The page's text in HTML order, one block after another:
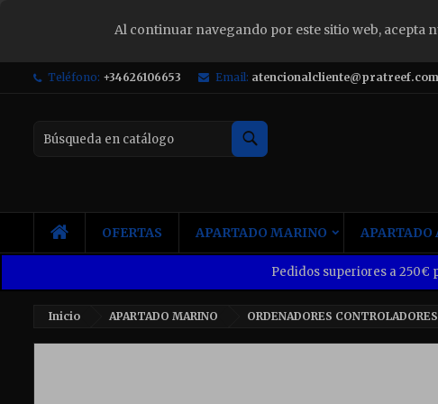
Al continuar navegando por este sitio web, acepta
Teléfono: +34626106653 Email: atencionalcliente@pratreef.com
INICIOOFERTAS APARTADO MARINO APARTADO
Pedidos superiores a 250€
Inicio APARTADO MARINO ORDENADORES